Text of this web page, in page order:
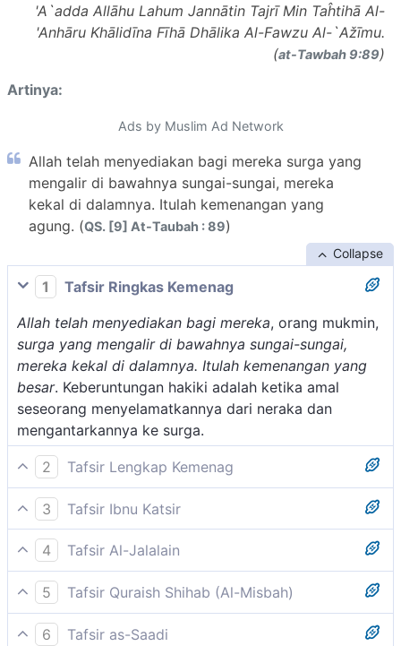
'A`adda Allāhu Lahum Jannātin Tajrī Min Taĥtihā Al-
'Anhāru Khālidīna Fīhā Dhālika Al-Fawzu Al-`Ažīmu.
(at-Tawbah 9:89)
Artinya:
Ads by Muslim Ad Network
Allah telah menyediakan bagi mereka surga yang
mengalir di bawahnya sungai-sungai, mereka
kekal di dalamnya. Itulah kemenangan yang
agung. (QS. [9] At-Taubah : 89)
Collapse
1
Tafsir Ringkas Kemenag
Allah telah menyediakan bagi mereka, orang mukmin,
surga yang mengalir di bawahnya sungai-sungai,
mereka kekal di dalamnya. Itulah kemenangan yang
besar. Keberuntungan hakiki adalah ketika amal
seseorang menyelamatkannya dari neraka dan
mengantarkannya ke surga.
2
Tafsir Lengkap Kemenag
Dalam ayat ini Allah menerangkan perbedaan yang
sangat jauh antara sifat-sifat Rasul dan orang-orang
yang beriman di satu pihak dengan sifat dan tingkah
laku orang-orang munafik di pihak lain. Rasul dan
orang-orang mukmin, senang dan gembira berjihad
dan berperang dengan harta dan dirinya untuk
membela dan meninggikan kalimah Allah untuk
3
Tafsir Ibnu Katsir
Setelah menyebutkan dosa orang-orang munafik dan
menjelaskan pujian-Nya kepada orang-orang mukmin
serta menyebutkan tempat kembali orang-orang
yang beriman kelak di hari kemudian, maka Allah Swt.
berfirman:
4
Tafsir Al-Jalalain
(Allah telah menyediakan bagi mereka surga yang
mengalir di bawahnya sungai-sungai, mereka kekal di
dalamnya. Itulah kemenangan yang besar).
5
Tafsir Quraish Shihab (Al-Misbah)
Disediakan bagi mereka kenikmatan abadi di dalam
6 Tafsir as-Saadi